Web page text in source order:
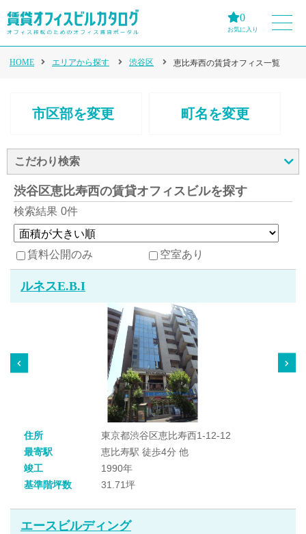
0
お気に入り
HOME エリアから探す 渋谷区 恵比寿西の賃貸オフィス一覧
市区部を変更 町名を変更
こだわり検索
渋谷区恵比寿西の賃貸オフィスビルを探す
検索結果 0件
賃料公開のみ 空室あり
ルネスE.B.I
住所
東京都渋谷区恵比寿西1-12-12
最寄駅
恵比寿駅 徒歩4分 他
竣工
1990年
基準階坪数
31.71坪
エースビルディング